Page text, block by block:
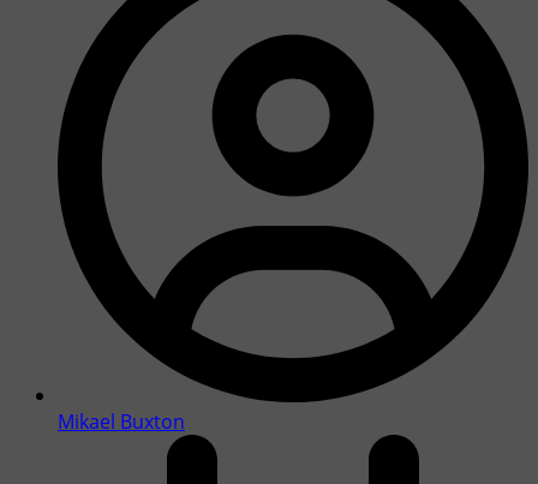
Mikael Buxton